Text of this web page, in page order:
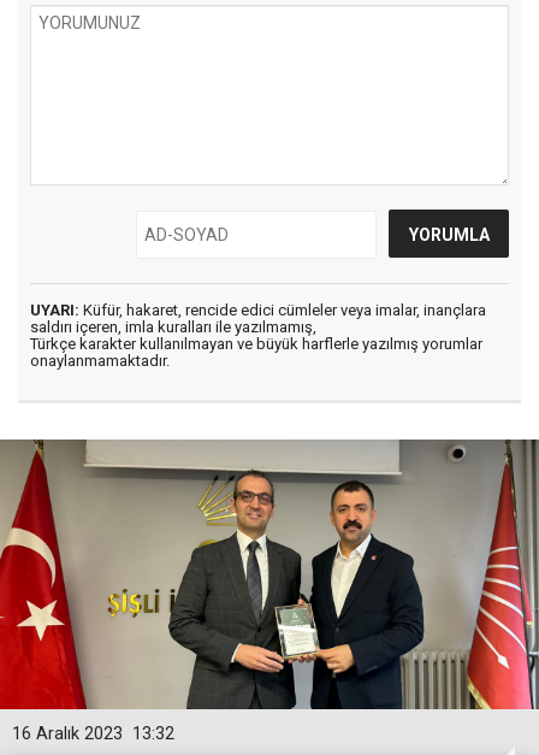
UYARI: Küfür, hakaret, rencide edici cümleler veya imalar, inançlara
saldırı içeren, imla kuralları ile yazılmamış,
Türkçe karakter kullanılmayan ve büyük harflerle yazılmış yorumlar
onaylanmamaktadır.
13:32
16 Aralık 2023